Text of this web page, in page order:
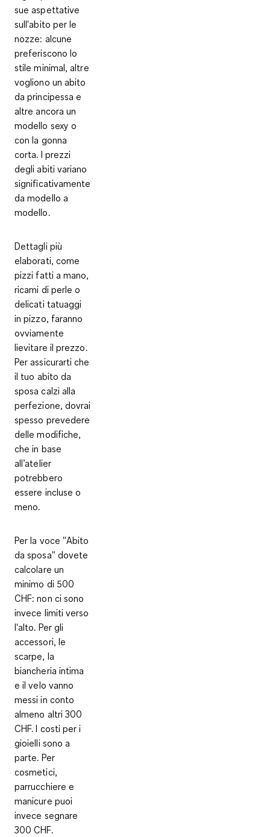
sue aspettative
sull'abito per le
nozze: alcune
preferiscono lo
stile minimal, altre
vogliono un abito
da principessa e
altre ancora un
modello sexy o
con la gonna
corta. I prezzi
degli abiti variano
significativamente
da modello a
modello.
Dettagli più
elaborati, come
pizzi fatti a mano,
ricami di perle o
delicati tatuaggi
in pizzo, faranno
ovviamente
lievitare il prezzo.
Per assicurarti che
il tuo abito da
sposa calzi alla
perfezione, dovrai
spesso prevedere
delle modifiche,
che in base
all’atelier
potrebbero
essere incluse o
meno.
Per la voce "Abito
da sposa" dovete
calcolare un
minimo di 500
CHF: non ci sono
invece limiti verso
l'alto. Per gli
accessori, le
scarpe, la
biancheria intima
e il velo vanno
messi in conto
almeno altri 300
CHF. I costi per i
gioielli sono a
parte. Per
cosmetici,
parrucchiere e
manicure puoi
invece segnare
300 CHF.